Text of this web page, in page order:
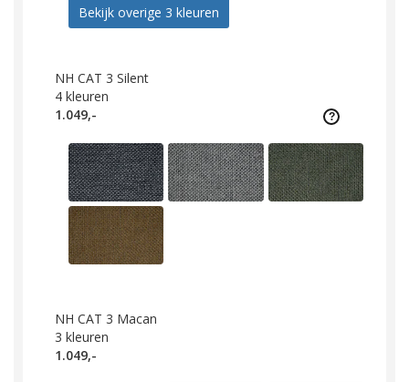
Bekijk overige 3 kleuren
NH CAT 3 Silent
4 kleuren
1.049,-
NH CAT 3 Macan
3 kleuren
1.049,-